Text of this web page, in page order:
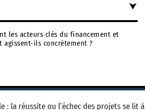
les acteurs clés du financement et
agissent-ils concrètement ?
: la réussite ou l’échec des projets se lit à